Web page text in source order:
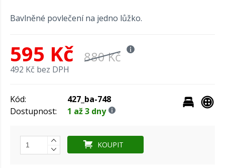
Bavlněné povlečení na jedno lůžko.
595 Kč 880 Kč
492 Kč bez DPH
Kód:
427_ba-748
Dostupnost:
1 až 3 dny
KOUPIT